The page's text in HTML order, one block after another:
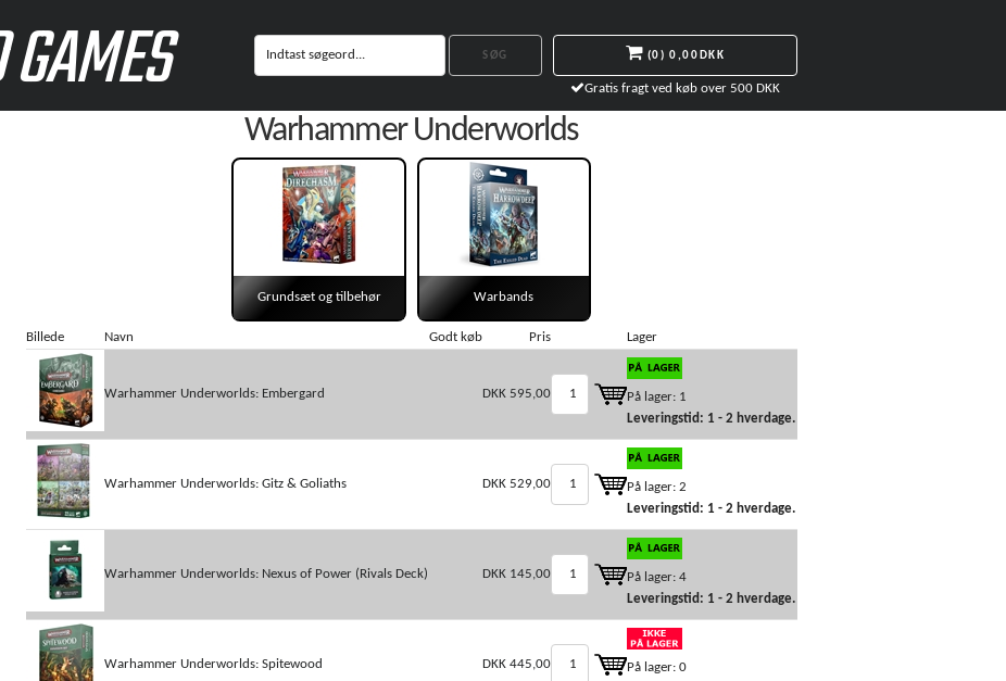
(0)0,00DKK
Gratis fragt ved køb over 500 DKK
Warhammer Underworlds
Grundsæt og tilbehør Warbands
Billede Navn Godt køb Pris Lager
Warhammer Underworlds: Embergard DKK 595,00
På lager: 1
Leveringstid: 1 - 2 hverdage.
Warhammer Underworlds: Gitz & Goliaths DKK 529,00
På lager: 2
Leveringstid: 1 - 2 hverdage.
Warhammer Underworlds: Nexus of Power (Rivals Deck) DKK 145,00
På lager: 4
Leveringstid: 1 - 2 hverdage.
Warhammer Underworlds: Spitewood DKK 445,00
På lager: 0